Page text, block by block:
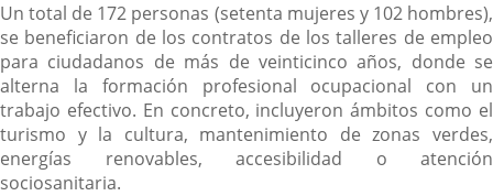
Un total de 172 personas (setenta mujeres y 102 hombres),
se beneficiaron de los contratos de los talleres de empleo
para ciudadanos de más de veinticinco años, donde se
alterna la formación profesional ocupacional con un
trabajo efectivo. En concreto, incluyeron ámbitos como el
turismo y la cultura, mantenimiento de zonas verdes,
energías renovables, accesibilidad o atención
sociosanitaria.